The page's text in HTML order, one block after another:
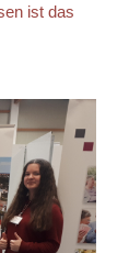
ist das